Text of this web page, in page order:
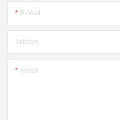
E-Mail
Telefon
Inhalt